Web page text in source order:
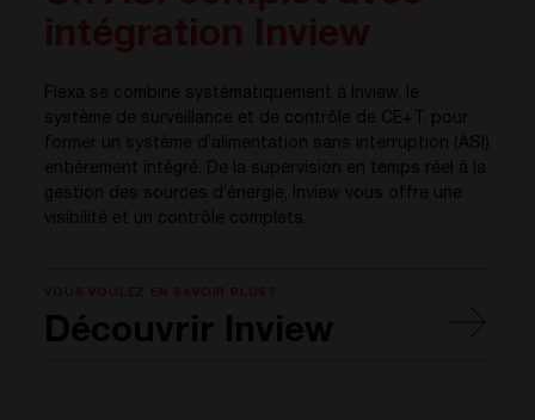
Flexa se combine systématiquement à Inview, le
système de surveillance et de contrôle de CE+T, pour
former un système d’alimentation sans interruption (ASI)
entièrement intégré. De la supervision en temps réel à la
gestion des sources d’énergie, Inview vous offre une
visibilité et un contrôle complets.
Découvrir Inview